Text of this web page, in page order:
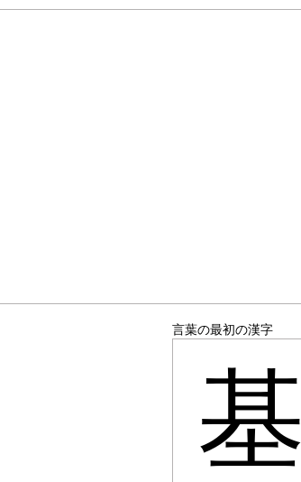
言葉の最初の漢字
基